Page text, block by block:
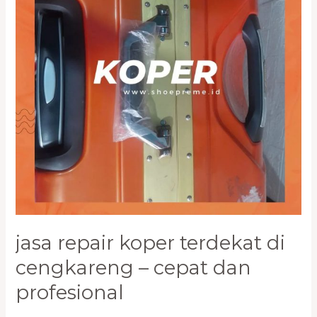
jasa repair koper terdekat di
cengkareng – cepat dan
profesional
Cengkareng
dan
Profesional